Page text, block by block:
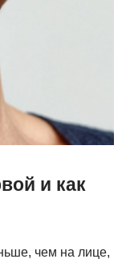
и как
чем на лице,